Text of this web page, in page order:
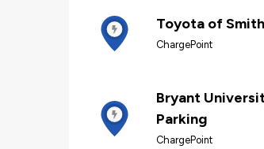
Toyota of
ChargePoint
Bryant
Parking
ChargePoint